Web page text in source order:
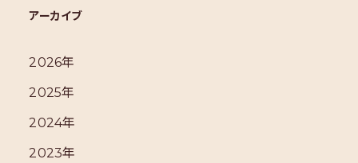
アーカイブ
2026年
2025年
2024年
2023年